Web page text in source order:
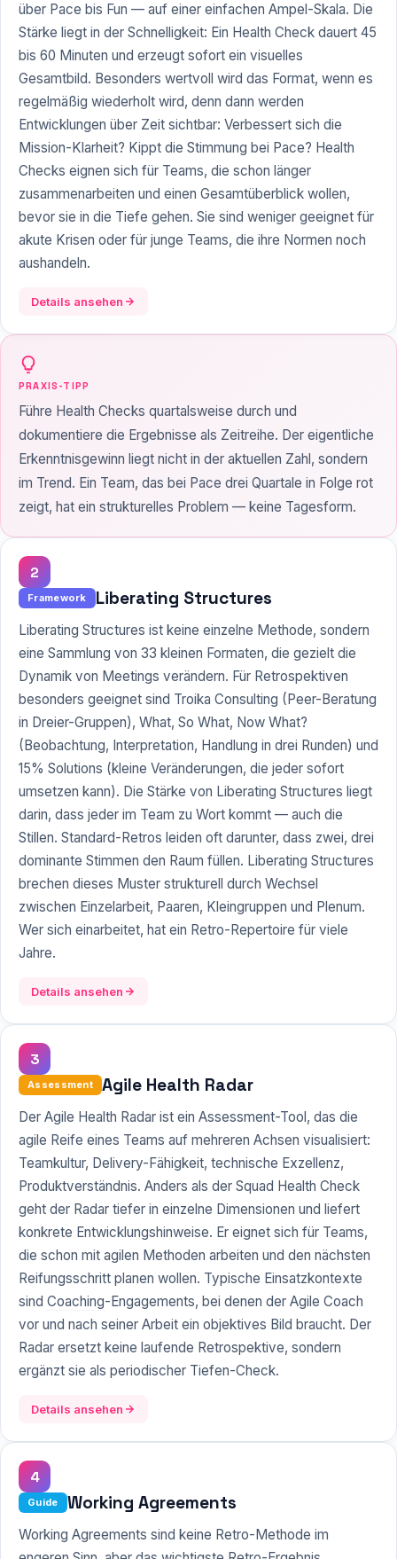
über Pace bis Fun — auf einer einfachen Ampel-Skala. Die
Stärke liegt in der Schnelligkeit: Ein Health Check dauert 45
bis 60 Minuten und erzeugt sofort ein visuelles
Gesamtbild. Besonders wertvoll wird das Format, wenn es
regelmäßig wiederholt wird, denn dann werden
Entwicklungen über Zeit sichtbar: Verbessert sich die
Mission-Klarheit? Kippt die Stimmung bei Pace? Health
Checks eignen sich für Teams, die schon länger
zusammenarbeiten und einen Gesamtüberblick wollen,
bevor sie in die Tiefe gehen. Sie sind weniger geeignet für
akute Krisen oder für junge Teams, die ihre Normen noch
aushandeln.
Details ansehen
PRAXIS-TIPP
Führe Health Checks quartalsweise durch und
dokumentiere die Ergebnisse als Zeitreihe. Der eigentliche
Erkenntnisgewinn liegt nicht in der aktuellen Zahl, sondern
im Trend. Ein Team, das bei Pace drei Quartale in Folge rot
zeigt, hat ein strukturelles Problem — keine Tagesform.
2
Framework Liberating Structures
Liberating Structures ist keine einzelne Methode, sondern
eine Sammlung von 33 kleinen Formaten, die gezielt die
Dynamik von Meetings verändern. Für Retrospektiven
besonders geeignet sind Troika Consulting (Peer-Beratung
in Dreier-Gruppen), What, So What, Now What?
(Beobachtung, Interpretation, Handlung in drei Runden) und
15% Solutions (kleine Veränderungen, die jeder sofort
umsetzen kann). Die Stärke von Liberating Structures liegt
darin, dass jeder im Team zu Wort kommt — auch die
Stillen. Standard-Retros leiden oft darunter, dass zwei, drei
dominante Stimmen den Raum füllen. Liberating Structures
brechen dieses Muster strukturell durch Wechsel
zwischen Einzelarbeit, Paaren, Kleingruppen und Plenum.
Wer sich einarbeitet, hat ein Retro-Repertoire für viele
Jahre.
Details ansehen
3
Assessment Agile Health Radar
Der Agile Health Radar ist ein Assessment-Tool, das die
agile Reife eines Teams auf mehreren Achsen visualisiert:
Teamkultur, Delivery-Fähigkeit, technische Exzellenz,
Produktverständnis. Anders als der Squad Health Check
geht der Radar tiefer in einzelne Dimensionen und liefert
konkrete Entwicklungshinweise. Er eignet sich für Teams,
die schon mit agilen Methoden arbeiten und den nächsten
Reifungsschritt planen wollen. Typische Einsatzkontexte
sind Coaching-Engagements, bei denen der Agile Coach
vor und nach seiner Arbeit ein objektives Bild braucht. Der
Radar ersetzt keine laufende Retrospektive, sondern
ergänzt sie als periodischer Tiefen-Check.
Details ansehen
4
Guide Working Agreements
Working Agreements sind keine Retro-Methode im